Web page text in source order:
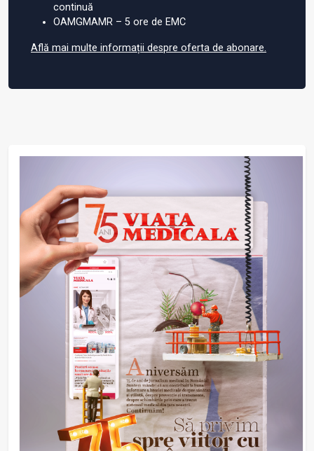
continuă
OAMGMAMR – 5 ore de EMC
Află mai multe informații despre oferta de abonare.